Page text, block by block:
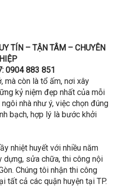
TÍN – TẬN TÂM – CHUYÊN
0904 883 851
mà còn là tổ ấm, nơi xây
kỷ niệm đẹp nhất của mỗi
nhà như ý, việc chọn đúng
bạch, hợp lý là bước khởi
nhiệt huyết với nhiều năm
dựng, sửa chữa, thi công nội
Chúng tôi nhận thi công
tất cả các quận huyện tại TP.